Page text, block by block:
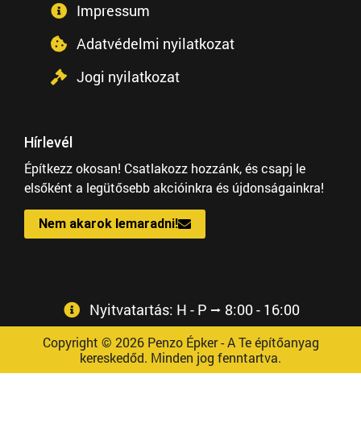
Impressum
Adatvédelmi nyilatkozat
Jogi nyilatkozat
Hírlevél
Építkezz okosan! Csatlakozz hozzánk, és csapj le
elsőként a legütősebb akcióinkra és újdonságainkra!
Nem akarok lemaradni!
Nyitvatartás: H - P ⭢ 8:00 - 16:00
Copyright © 2026 Penzo Épker - A Te építőanyag
kereskedőd. Minden jog fenntartva.